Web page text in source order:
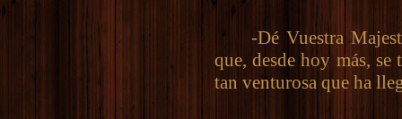
-Dé Vuestra
que, desde hoy más, se
tan venturosa que ha